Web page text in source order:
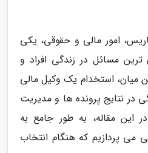
امور مالی و حقوقی، یکی
مسائل در زندگی افراد و
میان، استخدام یک وکیل مالی
در نتایج پرونده ها و مدیریت
این مقاله، به طور جامع به
می پردازیم که هنگام انتخاب